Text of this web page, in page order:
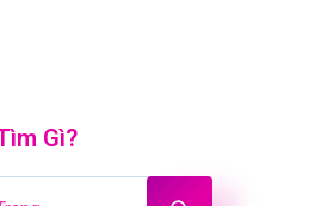
Gì?